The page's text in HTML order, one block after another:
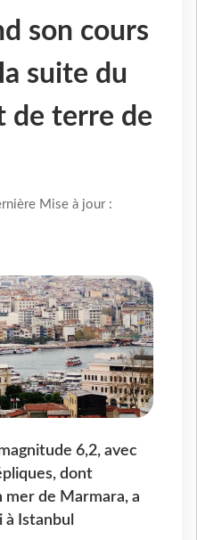
son cours
suite du
de terre de
Mise à jour :
6,2, avec
dont
mer de Marmara, a
Istanbul